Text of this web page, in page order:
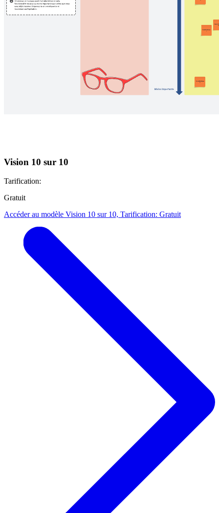
Vision 10 sur 10
Tarification:
Gratuit
Accéder au modèle Vision 10 sur 10, Tarification: Gratuit